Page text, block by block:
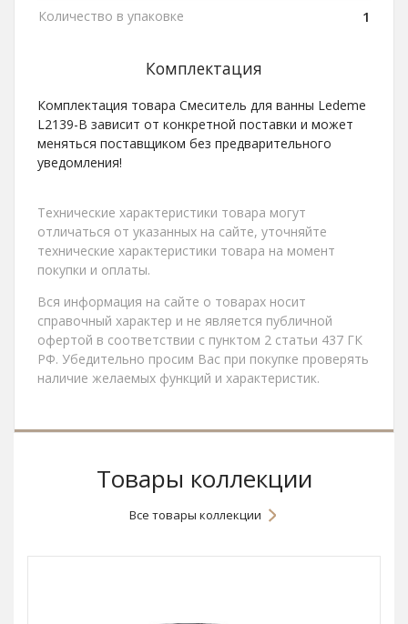
Количество в упаковке 1
Комплектация
Комплектация товара Смеситель для ванны Ledeme
L2139-B зависит от конкретной поставки и может
меняться поставщиком без предварительного
уведомления!
Технические характеристики товара могут
отличаться от указанных на сайте, уточняйте
технические характеристики товара на момент
покупки и оплаты.
Вся информация на сайте о товарах носит
справочный характер и не является публичной
офертой в соответствии с пунктом 2 статьи 437 ГК
РФ. Убедительно просим Вас при покупке проверять
наличие желаемых функций и характеристик.
Товары коллекции
Все товары коллекции